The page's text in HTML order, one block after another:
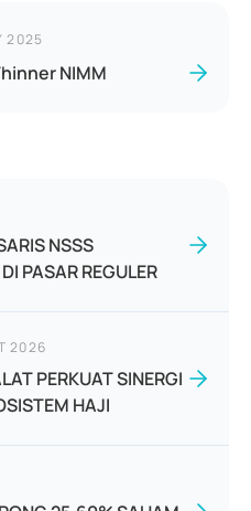
2025
NIMM
NSSS
PASAR REGULER
2026
PERKUAT SINERGI
HAJI